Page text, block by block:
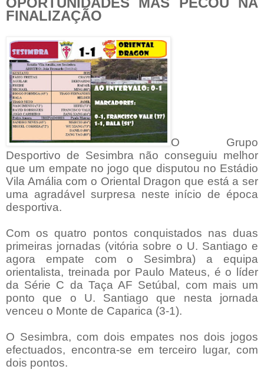
FINALIZAÇÃO
O Grupo
Desportivo de Sesimbra não conseguiu melhor
que um empate no jogo que disputou no Estádio
Vila Amália com o Oriental Dragon que está a ser
uma agradável surpresa neste início de época
desportiva.
Com os quatro pontos conquistados nas duas
primeiras jornadas (vitória sobre o U. Santiago e
agora empate com o Sesimbra) a equipa
orientalista, treinada por Paulo Mateus, é o líder
da Série C da Taça AF Setúbal, com mais um
ponto que o U. Santiago que nesta jornada
venceu o Monte de Caparica (3-1).
O Sesimbra, com dois empates nos dois jogos
efectuados, encontra-se em terceiro lugar, com
dois pontos.